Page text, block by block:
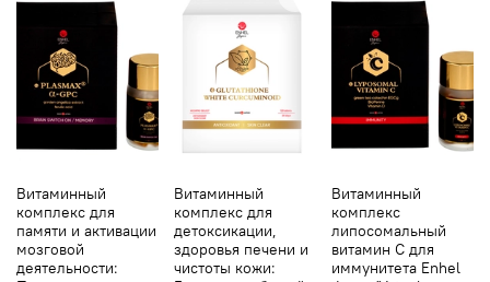
Витаминный
комплекс для
памяти и активации
мозговой
деятельности:
Витаминный
комплекс для
детоксикации,
здоровья печени и
чистоты кожи:
Витаминный
комплекс
липосомальный
витамин С для
иммунитета Enhel